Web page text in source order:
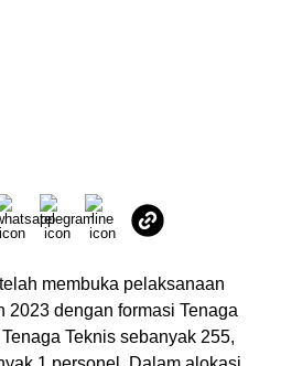
membuka pelaksanaan
2023 dengan formasi Tenaga
Teknis sebanyak 255,